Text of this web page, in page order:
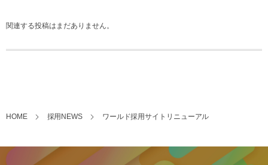
関連する投稿はまだありません。
HOME 採用NEWS ワールド採用サイトリニューアル